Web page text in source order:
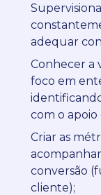
adequar
Conhecer a
foco em
com o
Criar as
conversão
cliente);